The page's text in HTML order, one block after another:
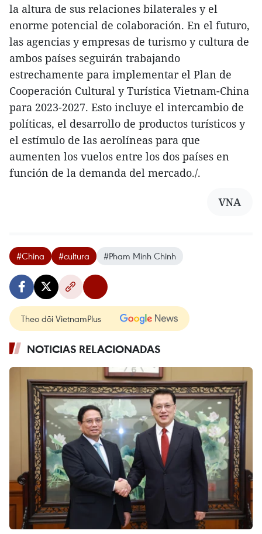
la altura de sus relaciones bilaterales y el
enorme potencial de colaboración. En el futuro,
las agencias y empresas de turismo y cultura de
ambos países seguirán trabajando
estrechamente para implementar el Plan de
Cooperación Cultural y Turística Vietnam-China
para 2023-2027. Esto incluye el intercambio de
políticas, el desarrollo de productos turísticos y
el estímulo de las aerolíneas para que
aumenten los vuelos entre los dos países en
función de la demanda del mercado./.
VNA
#China #cultura #Pham Minh Chinh
Theo dõi VietnamPlus
NOTICIAS RELACIONADAS